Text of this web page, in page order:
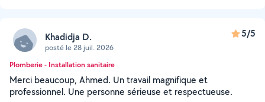
Khadidja D.
posté le 28 juil. 2026
5/5
Plomberie - Installation sanitaire
Merci beaucoup, Ahmed. Un travail magnifique et
professionnel. Une personne sérieuse et respectueuse.